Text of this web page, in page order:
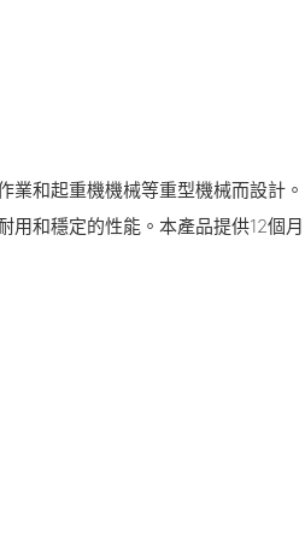
業和起重機機械等重型機械而設計。
用和穩定的性能。本產品提供12個月